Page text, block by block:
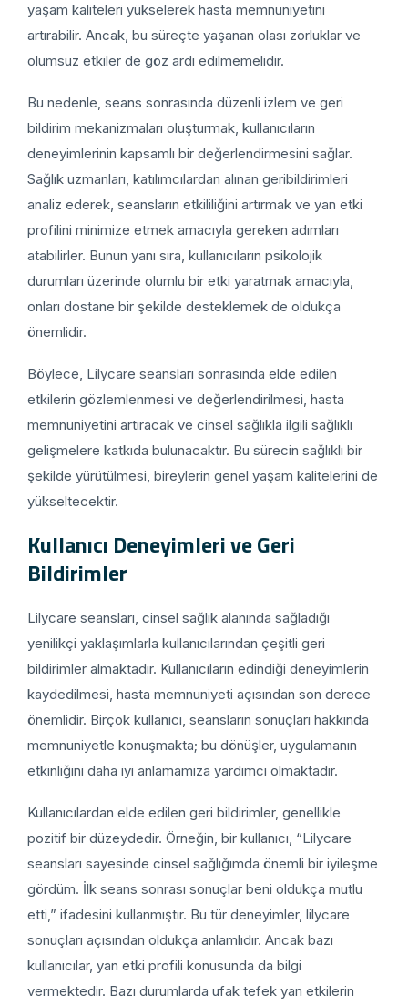
yaşam kaliteleri yükselerek hasta memnuniyetini
artırabilir. Ancak, bu süreçte yaşanan olası zorluklar ve
olumsuz etkiler de göz ardı edilmemelidir.
Bu nedenle, seans sonrasında düzenli izlem ve geri
bildirim mekanizmaları oluşturmak, kullanıcıların
deneyimlerinin kapsamlı bir değerlendirmesini sağlar.
Sağlık uzmanları, katılımcılardan alınan geribildirimleri
analiz ederek, seansların etkililiğini artırmak ve yan etki
profilini minimize etmek amacıyla gereken adımları
atabilirler. Bunun yanı sıra, kullanıcıların psikolojik
durumları üzerinde olumlu bir etki yaratmak amacıyla,
onları dostane bir şekilde desteklemek de oldukça
önemlidir.
Böylece, Lilycare seansları sonrasında elde edilen
etkilerin gözlemlenmesi ve değerlendirilmesi, hasta
memnuniyetini artıracak ve cinsel sağlıkla ilgili sağlıklı
gelişmelere katkıda bulunacaktır. Bu sürecin sağlıklı bir
şekilde yürütülmesi, bireylerin genel yaşam kalitelerini de
yükseltecektir.
Kullanıcı Deneyimleri ve Geri
Bildirimler
Lilycare seansları, cinsel sağlık alanında sağladığı
yenilikçi yaklaşımlarla kullanıcılarından çeşitli geri
bildirimler almaktadır. Kullanıcıların edindiği deneyimlerin
kaydedilmesi, hasta memnuniyeti açısından son derece
önemlidir. Birçok kullanıcı, seansların sonuçları hakkında
memnuniyetle konuşmakta; bu dönüşler, uygulamanın
etkinliğini daha iyi anlamamıza yardımcı olmaktadır.
Kullanıcılardan elde edilen geri bildirimler, genellikle
pozitif bir düzeydedir. Örneğin, bir kullanıcı, “Lilycare
seansları sayesinde cinsel sağlığımda önemli bir iyileşme
gördüm. İlk seans sonrası sonuçlar beni oldukça mutlu
etti,” ifadesini kullanmıştır. Bu tür deneyimler, lilycare
sonuçları açısından oldukça anlamlıdır. Ancak bazı
kullanıcılar, yan etki profili konusunda da bilgi
vermektedir. Bazı durumlarda ufak tefek yan etkilerin